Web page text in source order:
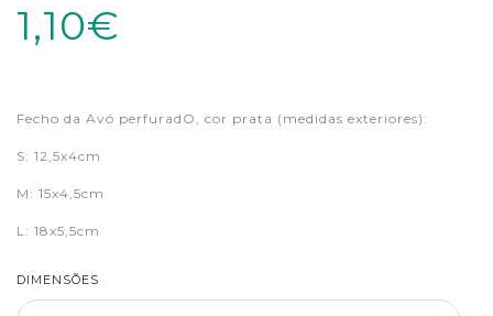
1,10€
Fecho da Avó perfuradO, cor prata (medidas exteriores):
S: 12,5x4cm
M: 15x4,5cm
L: 18x5,5cm
DIMENSÕES